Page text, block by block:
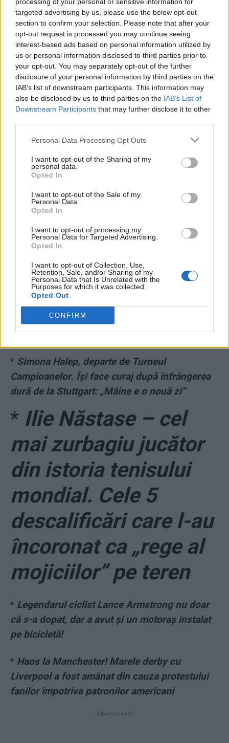
targeted advertising by us, please use the below opt-out
section to confirm your selection. Please note that after your
opt-out request is processed you may continue seeing
interest-based ads based on personal information utilized by
us or personal information disclosed to third parties prior to
your opt-out. You may separately opt-out of the further
disclosure of your personal information by third parties on the
IAB’s list of downstream participants. This information may
also be disclosed by us to third parties on the IAB’s List of
Downstream Participants that may further disclose it to other
Personal Data Processing Opt Outs
I want to opt-out of the Sharing of my
personal data.
Opted In
I want to opt-out of the Sale of my
Personal Data.
Opted In
I want to opt-out of processing my
Personal Data for Targeted Advertising.
Opted In
I want to opt-out of Collection, Use,
Retention, Sale, and/or Sharing of my
Personal Data that Is Unrelated with the
Purposes for which it was collected.
Opted Out
CONFIRM
pardon, a fost Niță în
poartă: România –
Germania 0-1. Ziua
fabuloasă a fostului
portar de la Chiajna
România –
Macedonia de Nord 3-
2: Hagi II salvează un
meci care se îndrepta
spre coșmar. Rădoi,
trezește-te! Ne plac
golurile, dar mai dragi
ni-s punctele!
* Simona Halep, departe de Turneul
Campioanelor. Își face curaj după înfrângerea
dură de la Stuttgart: „Mâine e o nouă zi”
* Ilie Năstase – cel
mai zurbagiu jucător
din istoria tenisului
mondial. Cele 5
descalificări care l-au
încoronat ca „rege al
mojiciilor” pe teren
* Legendarul ciclist Lance Armstrong nu doar
că s-a dopat, dar a avut și un motoraș instalat
pe bicicletă!
* Haos la Manchester! Marele derby cu
Liverpool a fost amânat din cauza protestului
fanilor împotriva patronilor americani
- Advertisement -